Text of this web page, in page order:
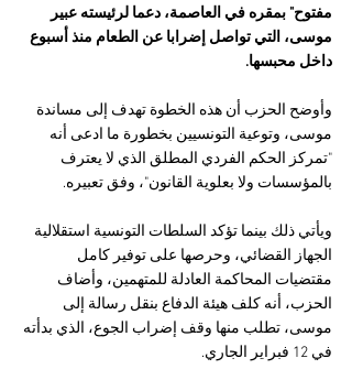
مفتوح" بمقره في العاصمة، دعما لرئيسته عبير
موسى، التي تواصل إضرابا عن الطعام منذ أسبوع
داخل محبسها.
وأوضح الحزب أن هذه الخطوة تهدف إلى مساندة
موسى، وتوعية التونسيين بخطورة ما ادعى أنه
"تمركز الحكم الفردي المطلق الذي لا يعترف
بالمؤسسات ولا بعلوية القانون"، وفق تعبيره.
ويأتي ذلك بينما تؤكد السلطات التونسية استقلالية
الجهاز القضائي، وحرصها على توفير كامل
مقتضيات المحاكمة العادلة للمتهمين، وأضاف
الحزب، أنه كلف هيئة الدفاع بنقل رسالة إلى
موسى، تطلب منها وقف إضراب الجوع، الذي بدأته
في 12 فبراير الجاري.